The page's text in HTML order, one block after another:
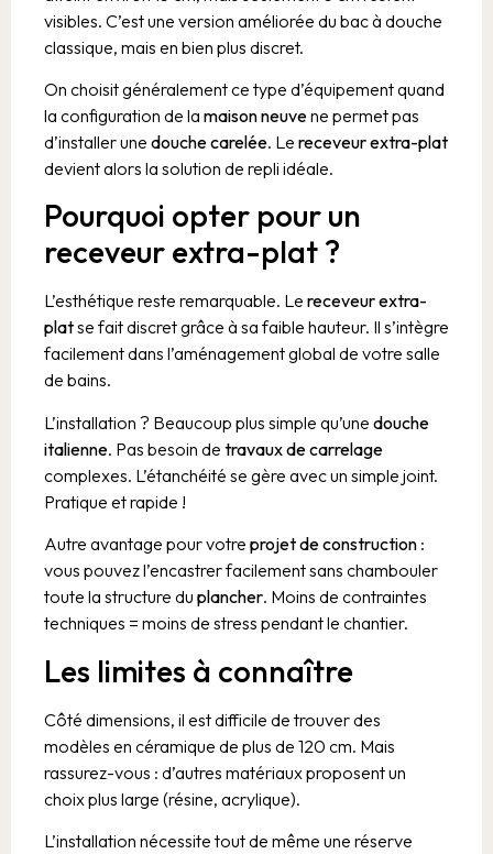
visibles. C’est une version améliorée du bac à douche
classique, mais en bien plus discret.
On choisit généralement ce type d’équipement quand
la configuration de la maison neuvene permet pas
d’installer une douche carelée. Le receveur extra-plat
devient alors la solution de repli idéale.
Pourquoi opter pour un
receveur extra-plat ?
L’esthétique reste remarquable. Le receveur extra-
platse fait discret grâce à sa faible hauteur. Il s’intègre
facilement dans l’aménagement global de votre salle
de bains.
L’installation ? Beaucoup plus simple qu’une douche
italienne. Pas besoin de travaux de carrelage
complexes. L’étanchéité se gère avec un simple joint.
Pratique et rapide !
Autre avantage pour votre projet de construction :
vous pouvez l’encastrer facilement sans chambouler
toute la structure du plancher. Moins de contraintes
techniques = moins de stress pendant le chantier.
Les limites à connaître
Côté dimensions, il est difficile de trouver des
modèles en céramique de plus de 120 cm. Mais
rassurez-vous : d’autres matériaux proposent un
choix plus large (résine, acrylique).
L’installation nécessite tout de même une réserve